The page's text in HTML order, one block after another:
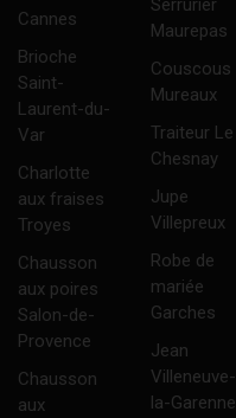
Cannes
Brioche
Saint-
Laurent-du-
Var
Charlotte
aux fraises
Troyes
Chausson
aux poires
Salon-de-
Provence
Chausson
aux
Maurepas
Couscous
Mureaux
Traiteur Le
Chesnay
Jupe
Villepreux
Robe de
mariée
Garches
Jean
Villeneuve-
la-Garenne